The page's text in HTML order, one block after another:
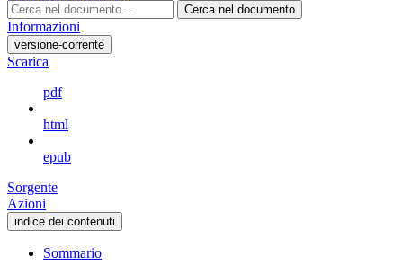
Cerca nel documento
Informazioni
versione-corrente
Scarica
pdf
html
epub
Sorgente
Azioni
indice dei contenuti
Sommario